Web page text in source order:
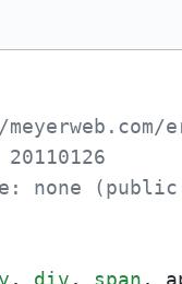
20110126
none (public
, div , span ,